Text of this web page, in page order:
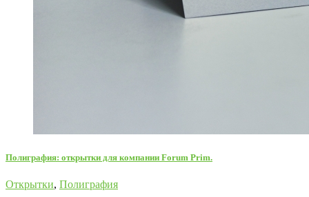
Полиграфия: открытки для компании Forum Prim.
Открытки, Полиграфия